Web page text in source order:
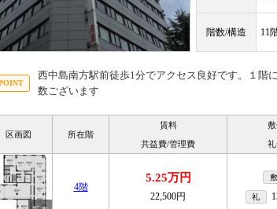
階数/構造 11
西中島南方駅前徒歩1分でアクセス良好です。１階
数ございます
区画図 所在階
賃料
共益費/管理費
4階
5.25万円
22,500円
敷
礼